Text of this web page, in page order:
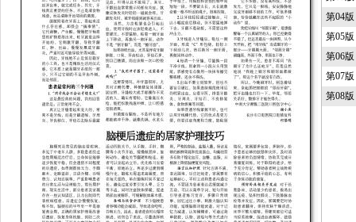
第04
第05
第06
第07
第08